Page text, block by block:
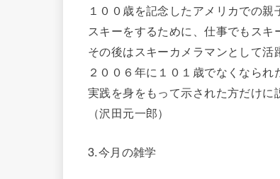
１００歳を記念したアメリカでの
スキーをするために、仕事でもスキ
その後はスキーカメラマンとして活
２００６年に１０１歳でなくなられ
実践を身をもって示された方だけに
（沢田元一郎）
3.今月の雑学